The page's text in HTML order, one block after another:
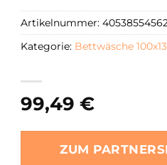
99,49€
ZUM
Artikelnummer:
Kategorie: Bettwäsche